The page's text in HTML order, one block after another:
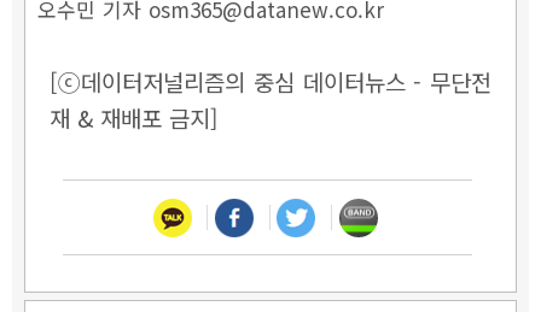
오수민 기자 osm365@datanew.co.kr
[ⓒ데이터저널리즘의 중심 데이터뉴스 - 무단전
재 & 재배포 금지]